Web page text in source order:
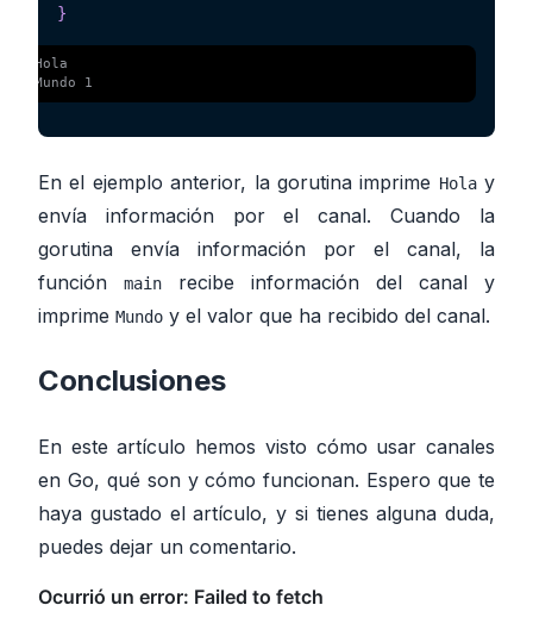
}
Hola
Mundo 1
En el ejemplo anterior, la gorutina imprime Holay
envía información por el canal. Cuando la
gorutina envía información por el canal, la
función
main
recibe información del canal y
imprime Mundo y el valor que ha recibido del canal.
Conclusiones
En este artículo hemos visto cómo usar canales
en Go, qué son y cómo funcionan. Espero que te
haya gustado el artículo, y si tienes alguna duda,
puedes dejar un comentario.